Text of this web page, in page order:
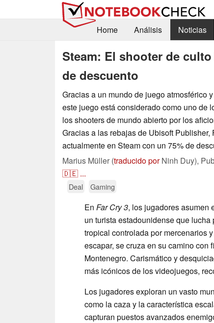
Home
Análisis Noticias
Steam: El shooter de
de descuento
Gracias a un mundo de juego atmosférico
este juego está considerado como uno de
los shooters de mundo abierto por los
Gracias a las rebajas de Ubisoft Publisher,
actualmente en Steam con un 75% de
Marius Müller (traducido porNinh Duy),
🇩🇪 ...
Deal Gaming
En Far Cry 3, los jugadores asumen
un turista estadounidense que
tropical controlada por mercenarios
escapar, se cruza en su camino con
Montenegro. Carismático y
más icónicos de los videojuegos,
Los jugadores exploran un vasto
como la caza y la característica
capturan puestos avanzados